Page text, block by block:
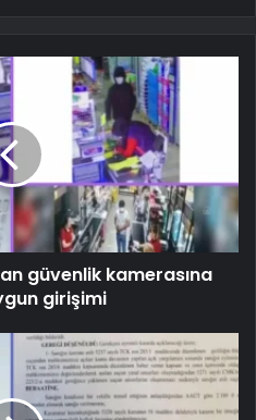
güvenlik kamerasına
girişimi